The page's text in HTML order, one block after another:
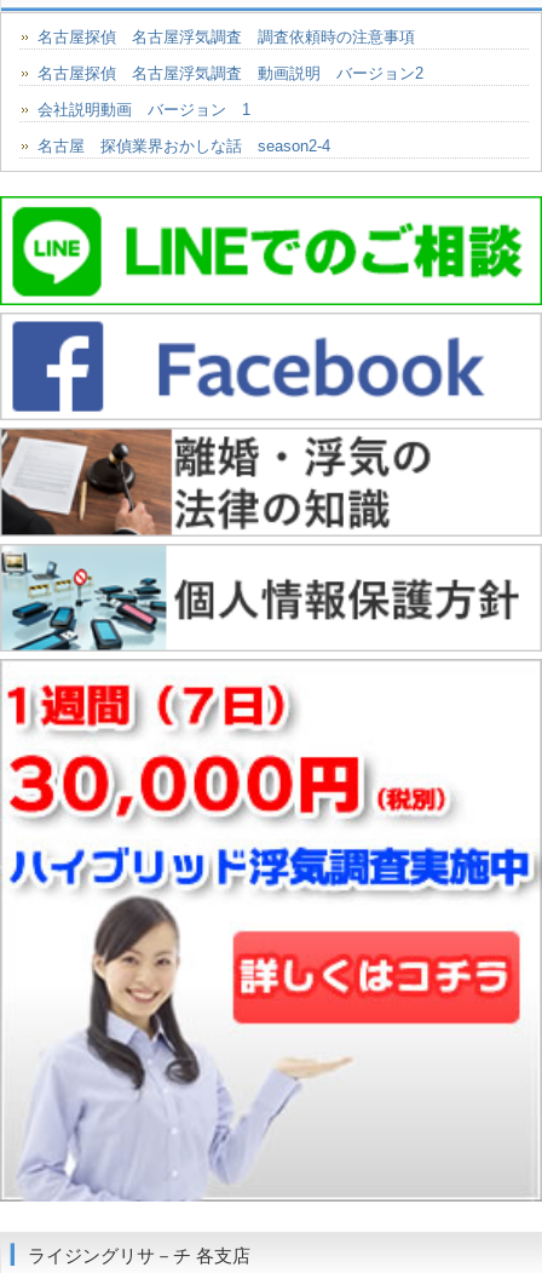
名古屋探偵 名古屋浮気調査 調査依頼時の注意事項
名古屋探偵 名古屋浮気調査 動画説明 バージョン2
会社説明動画 バージョン 1
名古屋 探偵業界おかしな話 season2-4
ライジングリサ－チ 各支店